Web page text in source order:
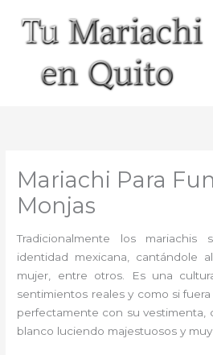
contenido
Mariachi Para
Monjas
Tradicionalmente los
identidad mexicana, cantándole
mujer, entre otros. Es una
sentimientos reales y como si
perfectamente con su vestimenta,
blanco luciendo majestuosos y